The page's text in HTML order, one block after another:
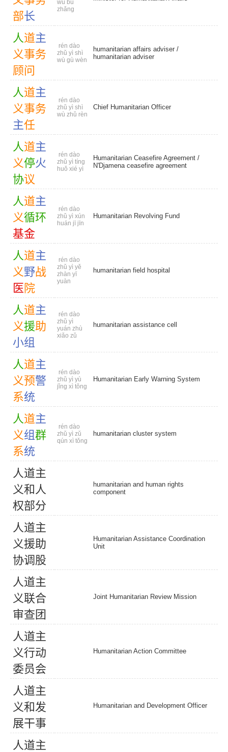
部长
wù bù
zhǎng
人道主
义事务
顾问
rén dào
zhǔ yì shì
wù gù wèn
humanitarian affairs adviser /
humanitarian adviser
人道主
义事务
主任
rén dào
zhǔ yì shì
wù zhǔ rèn
Chief Humanitarian Officer
人道主
义停火
协议
rén dào
zhǔ yì tíng
huǒ xié yì
Humanitarian Ceasefire Agreement /
N'Djamena ceasefire agreement
人道主
义循环
基金
rén dào
zhǔ yì xún
huán jī jīn
Humanitarian Revolving Fund
人道主
义野战
医院
rén dào
zhǔ yì yě
zhàn yī
yuàn
humanitarian field hospital
人道主
义援助
小组
rén dào
zhǔ yì
yuán zhù
xiǎo zǔ
humanitarian assistance cell
人道主
义预警
系统
rén dào
zhǔ yì yù
jǐng xì tǒng
Humanitarian Early Warning System
人道主
义组群
系统
rén dào
zhǔ yì zǔ
qún xì tǒng
humanitarian cluster system
人道主
义和人
权部分
humanitarian and human rights
component
人道主
义援助
协调股
Humanitarian Assistance Coordination
Unit
人道主
义联合
审查团
Joint Humanitarian Review Mission
人道主
义行动
委员会
Humanitarian Action Committee
人道主
义和发
展干事
Humanitarian and Development Officer
人道主